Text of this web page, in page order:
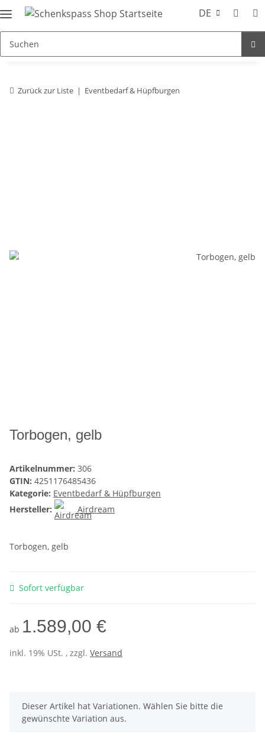
DE
Zurück zur Liste Eventbedarf & Hüpfburgen
Torbogen, gelb
Artikelnummer: 306
GTIN: 4251176485436
Kategorie: Eventbedarf & Hüpfburgen
Hersteller:
Airdream
Torbogen, gelb
Sofort verfügbar
ab 1.589,00 €
inkl. 19% USt. , zzgl. Versand
x
Dieser Artikel hat Variationen. Wählen Sie bitte die
gewünschte Variation aus.